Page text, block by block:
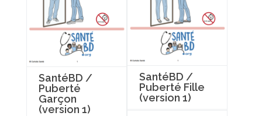
SantéBD /
Puberté
Garçon
(version 1)
SantéBD /
Puberté Fille
(version 1)